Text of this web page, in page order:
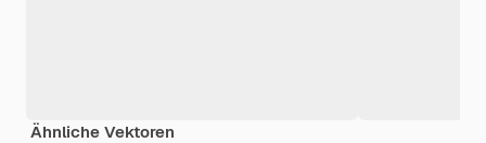
Ähnliche Vektoren